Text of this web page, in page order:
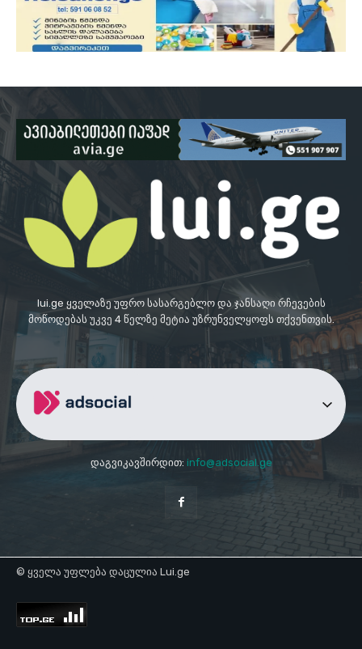
lui.ge ყველაზე უფრო სასარგებლო და ჯანსაღი რჩევების
მოწოდებას უკვე 4 წელზე მეტია უზრუნველყოფს თქვენთვის.
დაგვიკავშირდით: info@adsocial.ge
© ყველა უფლება დაცულია Lui.ge